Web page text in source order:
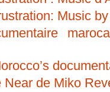
Music
Near de Miko